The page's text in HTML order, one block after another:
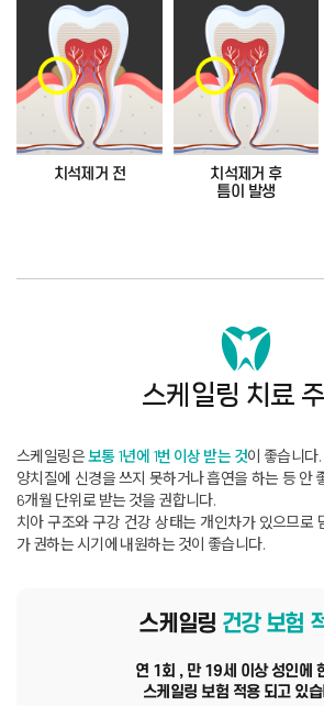
치석제거 전
치석제거 후
틈이 발생
스케일링 치료 주
스케일링은보통 1년에 1번 이상 받는 것이 좋습니다.
양치질에 신경을 쓰지 못하거나 흡연을 하는 등 안
6개월 단위로 받는 것을 권합니다.
치아 구조와 구강 건강 상태는 개인차가 있으므로
가 권하는 시기에 내원하는 것이 좋습니다.
스케일링 건강 보험
연 1회 , 만 19세 이상 성인에
스케일링 보험 적용 되고 있